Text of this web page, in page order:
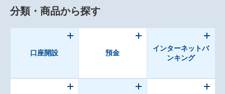
分類・商品から探す
口座開設 預金
インターネットバ
ンキング